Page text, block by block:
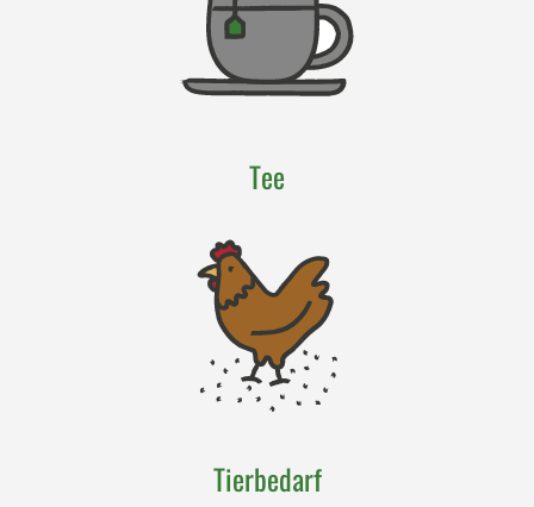
Tee
Tierbedarf